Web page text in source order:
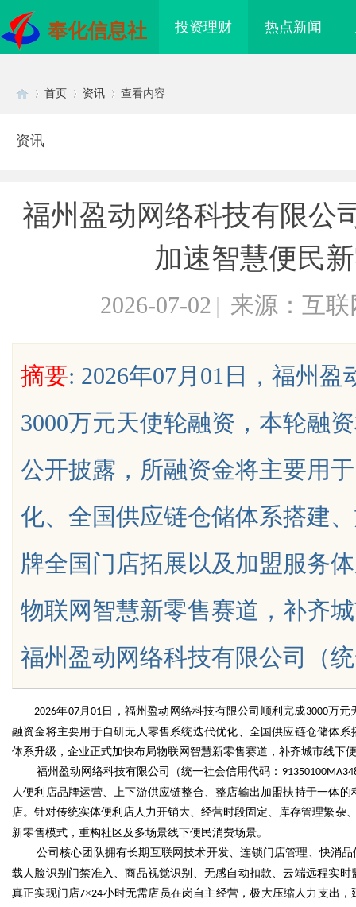
奉化信息社 投资理财 热点新闻
uz
Bo
首页 资讯 查看内容
资讯
福州盈动网络科技有限公
加速智慧便民
2026-07-02 | 来源：互联
摘要: 2026年07月01日，福州
3000万元天使轮融资，本轮融
公开披露，所融资金将主要用
化、全国供应链仓储体系搭建
牌全国门店拓展以及加盟服务
物联网智慧新零售赛道，补齐
福州盈动网络科技有限公司（
2026年07月 01 日 ，福州盈动网络科技有限公司顺利完成3000万元
融资金将主要用于自研无人零售系统迭代优化、全国供应链仓储体
体系升级，企业正式加快布局物联网智慧新零售赛道，补齐城市线下
福州盈动网络科技有限公司（统一社会信用代码：
人便利店品牌运营、上下游供应链整合、整店输出加盟扶持于一体
店。针对传统实体便利店人力开销大、经营时段固定、库存管理繁杂
新零售模式，重构社区及多场景线下便民消费场景。
公司核心团队拥有长期互联网技术开发、连锁门店管理、快消
载人脸识别门禁准入、商品视觉识别、无感自动扣款、云端远程实
真正实现门店7×24小时无需店员在岗自主经营，极大压缩人力支出